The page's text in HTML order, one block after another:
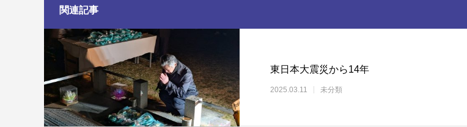
関連記事
東日本大震災から14年
2025.03.11 未分類